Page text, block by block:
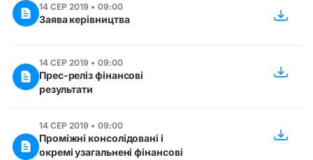
14 СЕР 2019 • 09:00
Заява керівництва
14 СЕР 2019 • 09:00
Прес-реліз фінансові
результати
14 СЕР 2019 • 09:00
Проміжні консолідовані і
окремі узагальнені фінансові